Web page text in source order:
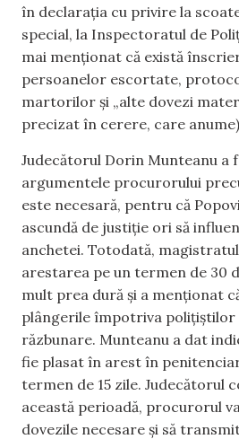
în declarația cu privire la
special, la Inspectoratul de
mai menționat că există
persoanelor escortate,
martorilor și „alte dovezi
precizat în cerere, care
Judecătorul Dorin Munteanu a
argumentele procurorului
este necesară, pentru că
ascundă de justiție ori să
anchetei. Totodată,
arestarea pe un termen de 30
mult prea dură și a menționat
plângerile împotriva
răzbunare. Munteanu a dat
fie plasat în arest în
termen de 15 zile. Judecătorul
această perioadă, procurorul
dovezile necesare și să